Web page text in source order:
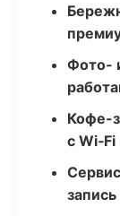
Фото-
Кофе-
с Wi‑Fi
запись